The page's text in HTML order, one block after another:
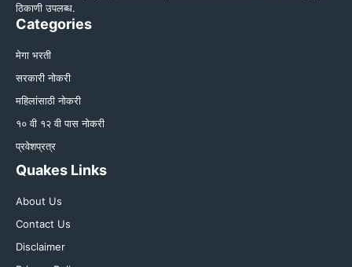
ठिकाणी उपलब्ध.
Categories
मेगा भरती
सरकारी नोकरी
महिलांसाठी नोकरी
१० वी १२ वी पास नोकरी
प्रवेशप्रत्र
Quakes Links
About Us
Contact Us
Disclaimer